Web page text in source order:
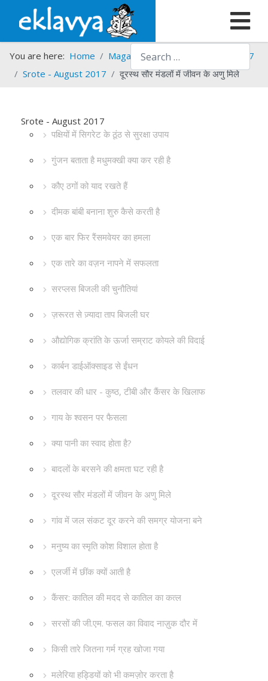
Search
You are here: Home Magazines Srote
Srote - 2017
Srote - August 2017
दूरस्थ सौर मंडलों में जीवन के अणु मिले
Srote - August 2017
पक्षियों में सिगरेट के ठूंठ से सुरक्षा उपाय
गुंजन बताता है मधुमक्खी क्या कर रही है
कौए ठगों को याद रखते हैं
दीमक बांबी बनाना शुरु कैसे करती है
एक बार फिर रैंसमवेयर का हमला
एक तारे का वज़न नापने में सफलता
सरप्लस बिजली की चुनौतियां
ज़रूरत से ज़्यादा ताप बिजली घर
औद्योगिक क्रांति के ऊर्जा सम्राट कोयले की विदाई
कार्बन डाईऑक्साइड से ईंधन
तलवार की धार - कुष्ठ, टीबी और कैंसर के खिलाफ
गाय के श्वसन पर फैसला
क्या पानी का स्वाद होता है?
बादलों के बरसने की क्षमता घट रही है
दूरस्थ सौर मंडलों में जीवन के अणु मिले
गांव में जल संकट दूर करने की समग्र योजना बने
मनुष्य का स्मृति कोश विशाल होता है
एलर्जी में छींक क्यों आती है
कैंसर: कातिल की मदद से कातिल का कत्ल
सरसों की जी.एम. फसल का विवाद नाज़ुक दौर में
किसी तारे जितना गर्म ग्रह खोजा गया
मलेरिया हड्डियों को भी कमज़ोर करता है